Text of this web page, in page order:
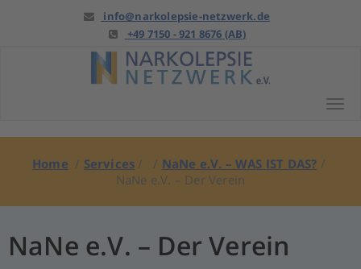
info@narkolepsie-netzwerk.de
+49 7150 - 921 8676 (AB)
Home / Services / / NaNe e.V. – WAS IST DAS? /
NaNe e.V. – Der Verein
NaNe e.V. – Der Verein